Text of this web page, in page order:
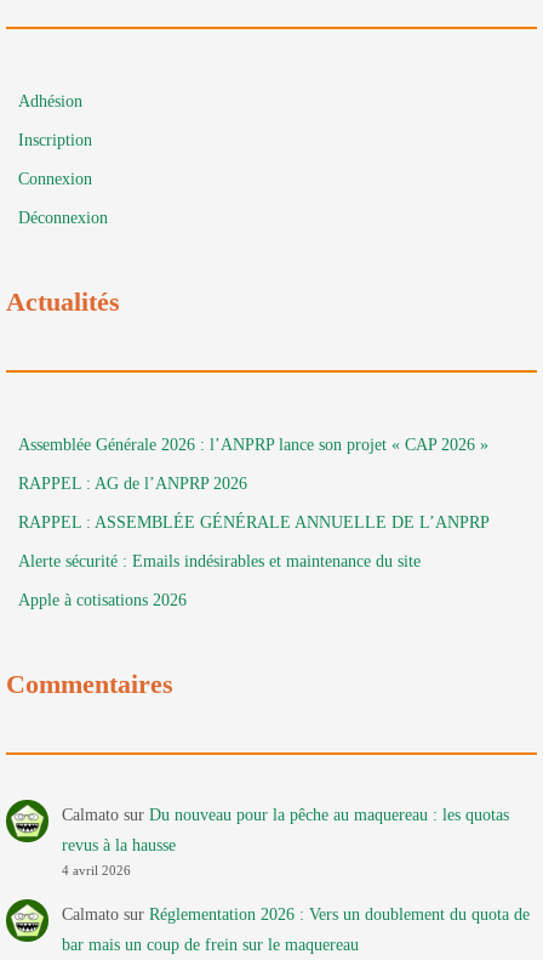
Adhésion
Inscription
Connexion
Déconnexion
Actualités
Assemblée Générale 2026 : l’ANPRP lance son projet « CAP 2026 »
RAPPEL : AG de l’ANPRP 2026
RAPPEL : ASSEMBLÉE GÉNÉRALE ANNUELLE DE L’ANPRP
Alerte sécurité : Emails indésirables et maintenance du site
Apple à cotisations 2026
Commentaires
Calmatosur Du nouveau pour la pêche au maquereau : les quotas
revus à la hausse
4 avril 2026
Calmatosur Réglementation 2026 : Vers un doublement du quota de
bar mais un coup de frein sur le maquereau